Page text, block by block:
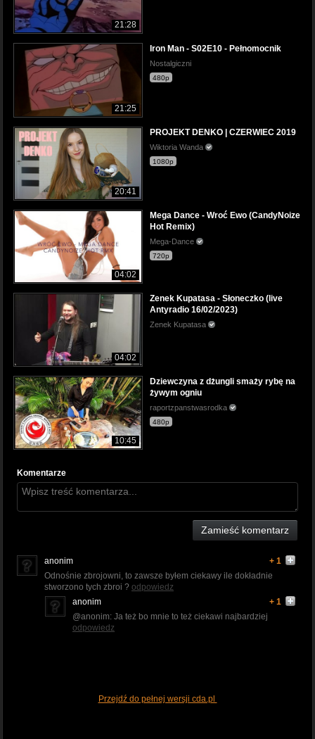
21:28
21:25
Iron Man - S02E10 - Pełnomocnik
Nostalgiczni
480p
20:41
PROJEKT DENKO | CZERWIEC 2019
Wiktoria Wanda
1080p
04:02
Mega Dance - Wroć Ewo (CandyNoize
Hot Remix)
Mega-Dance
720p
04:02
Zenek Kupatasa - Słoneczko (live
Antyradio 16/02/2023)
Zenek Kupatasa
10:45
Dziewczyna z dżungli smaży rybę na
żywym ogniu
raportzpanstwasrodka
480p
Komentarze
Zamieść komentarz
anonim
+ 1
Odnośnie zbrojowni, to zawsze byłem ciekawy ile dokładnie
stworzono tych zbroi ? odpowiedz
anonim
+ 1
@anonim: Ja też bo mnie to też ciekawi najbardziej
odpowiedz
Przejdź do pełnej wersji cda.pl